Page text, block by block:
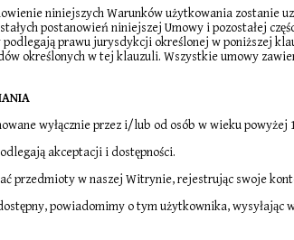
niniejszych Warunków użytkowania zostanie
postanowień niniejszej Umowy i pozostałej
prawu jurysdykcji określonej w poniższej
określonych w tej klauzuli. Wszystkie umowy
wyłącznie przez i/lub od osób w wieku powyżej
akceptacji i dostępności.
przedmioty w naszej Witrynie, rejestrując swoje
powiadomimy o tym użytkownika,